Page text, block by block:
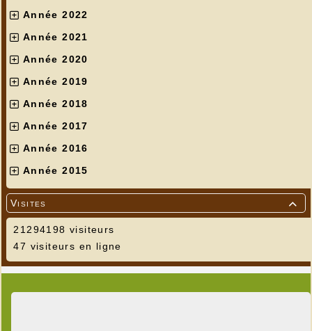
Année 2022
Année 2021
Année 2020
Année 2019
Année 2018
Année 2017
Année 2016
Année 2015

Visites
21294198 visiteurs
47 visiteurs en ligne